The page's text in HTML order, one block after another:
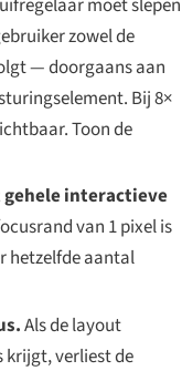
moet slepen
zowel de
— doorgaans aan
Bij 8×
Toon de
interactieve
van 1 pixel is
hetzelfde aantal
Als de layout
krijgt, verliest de